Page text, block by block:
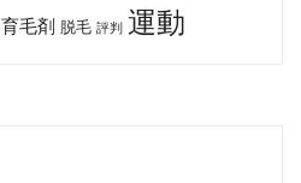
育毛剤 脱毛 評判 運動